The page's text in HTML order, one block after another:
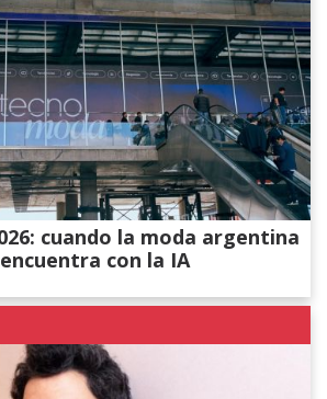
cuando la moda argentina
con la IA